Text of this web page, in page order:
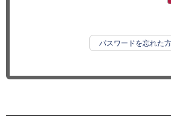
パスワードを忘れた方